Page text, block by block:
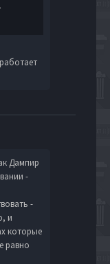
Дампир
-
-
и
которые
равно